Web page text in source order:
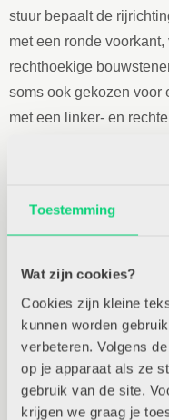
Toestemming
Wat zijn cookies?
Cookies zijn kleine
kunnen worden
verbeteren. Volgens
op je apparaat als ze
gebruik van de site.
krijgen we graag je
stuur bepaalt de
met een ronde
rechthoekige
soms ook gekozen voor
met een linker- en
Ontdekhoek
kunnen doen. Veel van
component die
ontwikkeling. We
‘de rekenhoek’ te
spel allerlei
wenselijk – de